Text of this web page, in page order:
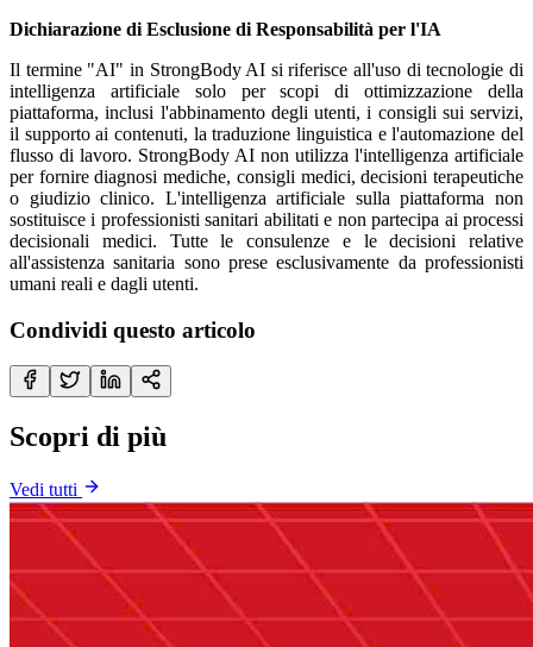
Dichiarazione di Esclusione di Responsabilità per l'IA
Il termine "AI" in StrongBody AI si riferisce all'uso di tecnologie di
intelligenza artificiale solo per scopi di ottimizzazione della
piattaforma, inclusi l'abbinamento degli utenti, i consigli sui servizi,
il supporto ai contenuti, la traduzione linguistica e l'automazione del
flusso di lavoro. StrongBody AI non utilizza l'intelligenza artificiale
per fornire diagnosi mediche, consigli medici, decisioni terapeutiche
o giudizio clinico. L'intelligenza artificiale sulla piattaforma non
sostituisce i professionisti sanitari abilitati e non partecipa ai processi
decisionali medici. Tutte le consulenze e le decisioni relative
all'assistenza sanitaria sono prese esclusivamente da professionisti
umani reali e dagli utenti.
Condividi questo articolo
Scopri di più
Vedi tutti